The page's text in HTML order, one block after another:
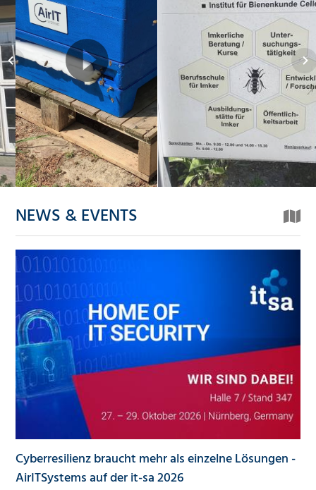
NEWS & EVENTS
Cyberresilienz braucht mehr als einzelne Lösungen -
AirITSystems auf der it-sa 2026